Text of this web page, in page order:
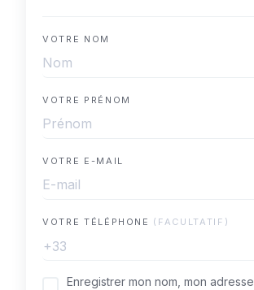
VOTRE NOM
VOTRE PRÉNOM
VOTRE E-MAIL
VOTRE TÉLÉPHONE (FACULTATIF)
+33
Enregistrer mon nom, mon adresse